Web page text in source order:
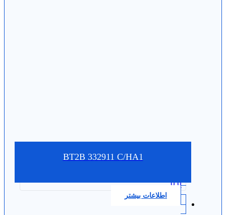
BT2B 332911 C/HA1
0.0
اطلاعات بیشتر